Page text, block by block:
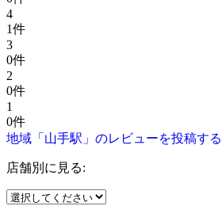
4
1件
3
0件
2
0件
1
0件
地域「山手駅」のレビューを投稿する
店舗別に見る: